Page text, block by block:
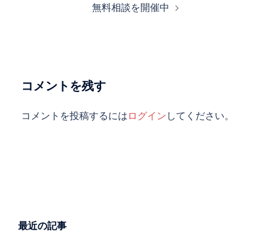
ョ
無料相談を開催中
コメントを残す
コメントを投稿するには ログイン してください。
最近の記事